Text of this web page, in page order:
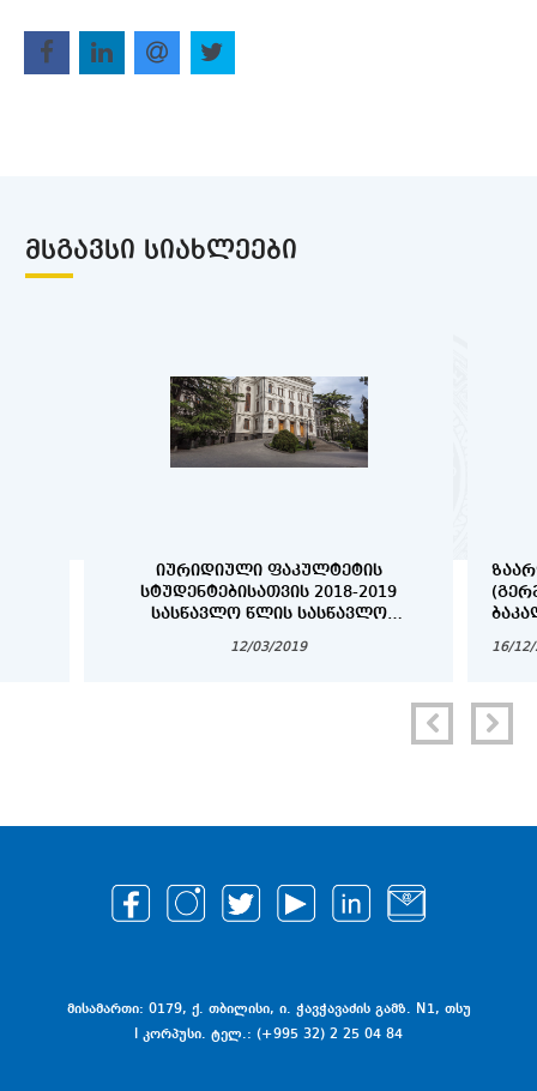
ᲛᲡᲒᲐᲕᲡᲘ ᲡᲘᲐᲮᲚᲔᲔᲑᲘ
ᲘᲣᲠᲘᲓᲘᲣᲚᲘ ᲤᲐᲙᲣᲚᲢᲔᲢᲘᲡ
ᲡᲢᲣᲓᲔᲜᲢᲔᲑᲘᲡᲐᲗᲕᲘᲡ 2018-2019
ᲡᲐᲡᲬᲐᲕᲚᲝ ᲬᲚᲘᲡ ᲡᲐᲡᲬᲐᲕᲚᲝ
12/03/2019 16/
მისამართი: 0179, ქ. თბილისი, ი. ჭავჭავაძის გამზ. N1, თსუ
I კორპუსი. ტელ.: (+995 32) 2 25 04 84